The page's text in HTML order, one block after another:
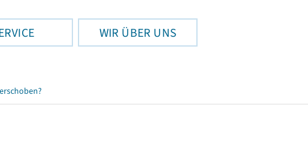
WIR ÜBER UNS